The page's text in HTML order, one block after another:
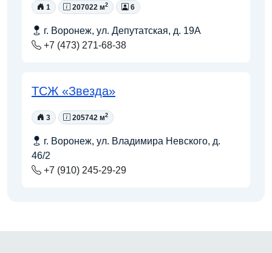
1 207022 м2 6
г. Воронеж, ул. Депутатская, д. 19А
+7 (473) 271-68-38
ТСЖ «Звезда»
3 205742 м2
г. Воронеж, ул. Владимира Невского, д.
46/2
+7 (910) 245-29-29